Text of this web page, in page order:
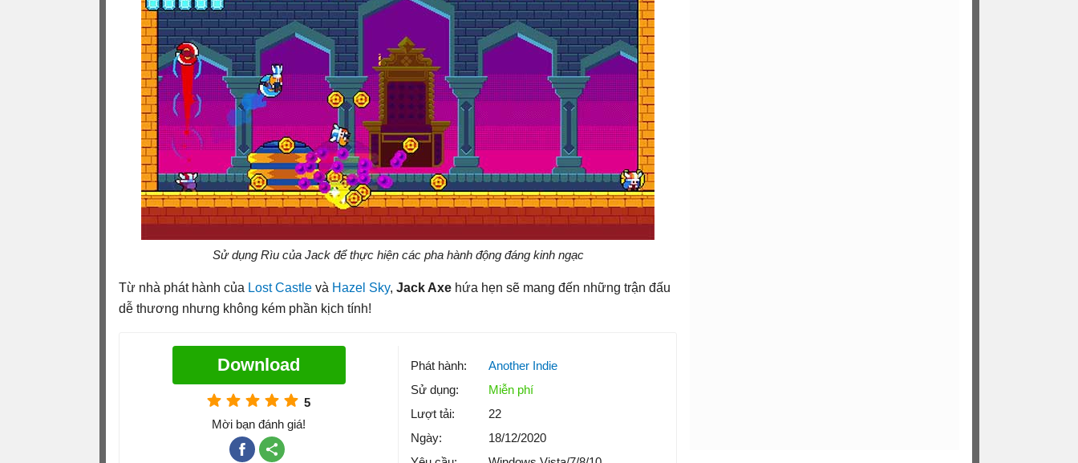
Sử dụng Rìu của Jack để thực hiện các pha hành động đáng kinh ngạc
Từ nhà phát hành của Lost Castle và Hazel Sky, Jack Axe hứa hẹn sẽ mang đến những trận đấu
dễ thương nhưng không kém phần kịch tính!
Download
5
Mời bạn đánh giá!
Phát hành:
Another Indie
Sử dụng:
Miễn phí
Lượt tải:
22
Ngày:
18/12/2020